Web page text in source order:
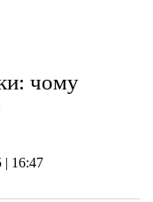
чому
| 16:47